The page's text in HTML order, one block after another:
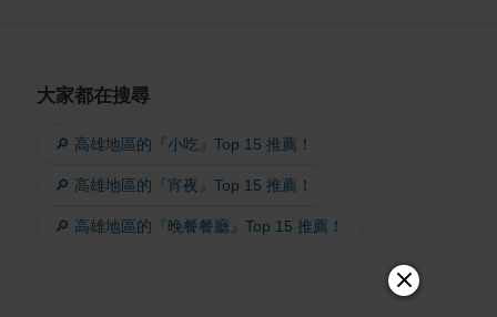
大家都在搜尋
🔎 高雄地區的『小吃』Top 15 推薦！
🔎 高雄地區的『宵夜』Top 15 推薦！
🔎 高雄地區的『晚餐餐廳』Top 15 推薦！